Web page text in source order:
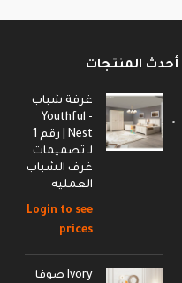
أحدث المنتجات
غرفة شباب
- Youthful
Nest | رقم 1
لـ تصميمات
غرف الشباب
العمليه
Login to see
prices
Ivory صوفا